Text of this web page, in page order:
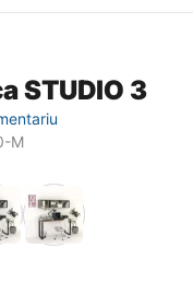
STUDIO 3
M